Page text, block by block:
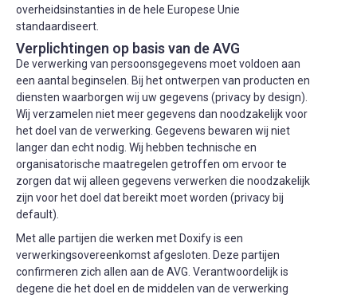
overheidsinstanties in de hele Europese Unie
standaardiseert.
Verplichtingen op basis van de AVG
De verwerking van persoonsgegevens moet voldoen aan
een aantal beginselen. Bij het ontwerpen van producten en
diensten waarborgen wij uw gegevens (privacy by design).
Wij verzamelen niet meer gegevens dan noodzakelijk voor
het doel van de verwerking. Gegevens bewaren wij niet
langer dan echt nodig. Wij hebben technische en
organisatorische maatregelen getroffen om ervoor te
zorgen dat wij alleen gegevens verwerken die noodzakelijk
zijn voor het doel dat bereikt moet worden (privacy bij
default).
Met alle partijen die werken met Doxify is een
verwerkingsovereenkomst afgesloten. Deze partijen
confirmeren zich allen aan de AVG. Verantwoordelijk is
degene die het doel en de middelen van de verwerking